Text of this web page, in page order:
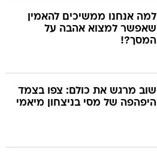
למה אנחנו ממשיכים להאמין
שאפשר למצוא אהבה על
המסך?!
שוב מרגש את כולם: צפו בצמד
היפהפה של מסי בניצחון מיאמי